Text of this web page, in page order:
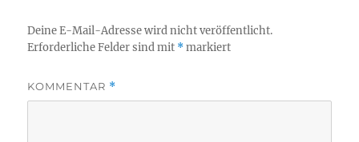
Deine E-Mail-Adresse wird nicht veröffentlicht.
Erforderliche Felder sind mit *markiert
KOMMENTAR *